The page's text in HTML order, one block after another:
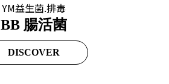
YM益生菌.排毒
BB 腸活菌
DISCOVER